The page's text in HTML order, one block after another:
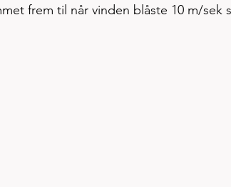
frem til når vinden blåste 10 m/sek